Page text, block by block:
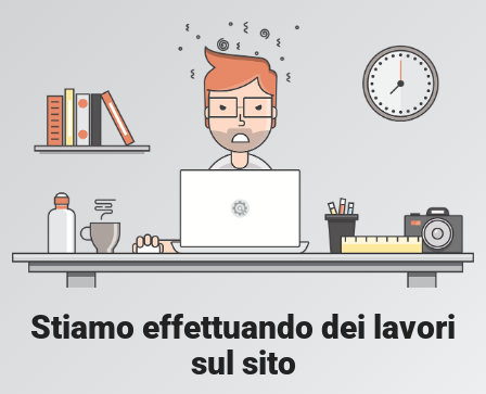
Stiamo effettuando dei lavori
sul sito